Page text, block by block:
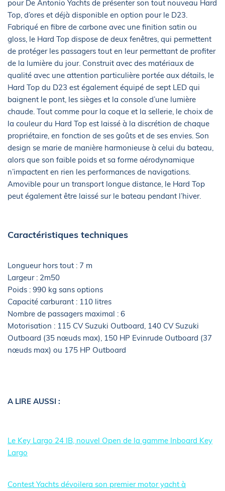
pour De Antonio Yachts de présenter son tout nouveau Hard
Top, d’ores et déjà disponible en option pour le D23.
Fabriqué en fibre de carbone avec une finition satin ou
gloss, le Hard Top dispose de deux fenêtres, qui permettent
de protéger les passagers tout en leur permettant de profiter
de la lumière du jour. Construit avec des matériaux de
qualité avec une attention particulière portée aux détails, le
Hard Top du D23 est également équipé de sept LED qui
baignent le pont, les sièges et la console d’une lumière
chaude. Tout comme pour la coque et la sellerie, le choix de
la couleur du Hard Top est laissé à la discrétion de chaque
propriétaire, en fonction de ses goûts et de ses envies. Son
design se marie de manière harmonieuse à celui du bateau,
alors que son faible poids et sa forme aérodynamique
n’impactent en rien les performances de navigations.
Amovible pour un transport longue distance, le Hard Top
peut également être laissé sur le bateau pendant l’hiver.
Caractéristiques techniques
Longueur hors tout : 7 m
Largeur : 2m50
Poids : 990 kg sans options
Capacité carburant : 110 litres
Nombre de passagers maximal : 6
Motorisation : 115 CV Suzuki Outboard, 140 CV Suzuki
Outboard (35 nœuds max), 150 HP Evinrude Outboard (37
nœuds max) ou 175 HP Outboard
A LIRE AUSSI :
Le Key Largo 24 IB, nouvel Open de la gamme Inboard Key
Largo
Contest Yachts dévoilera son premier motor yacht à